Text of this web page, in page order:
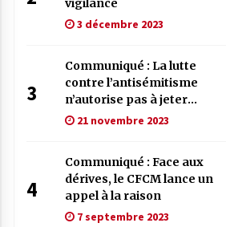
vigilance
3 décembre 2023
3
Communiqué : La lutte
contre l’antisémitisme
n’autorise pas à jeter
l’opprobre sur les
21 novembre 2023
4
Communiqué : Face aux
dérives, le CFCM lance un
appel à la raison
7 septembre 2023